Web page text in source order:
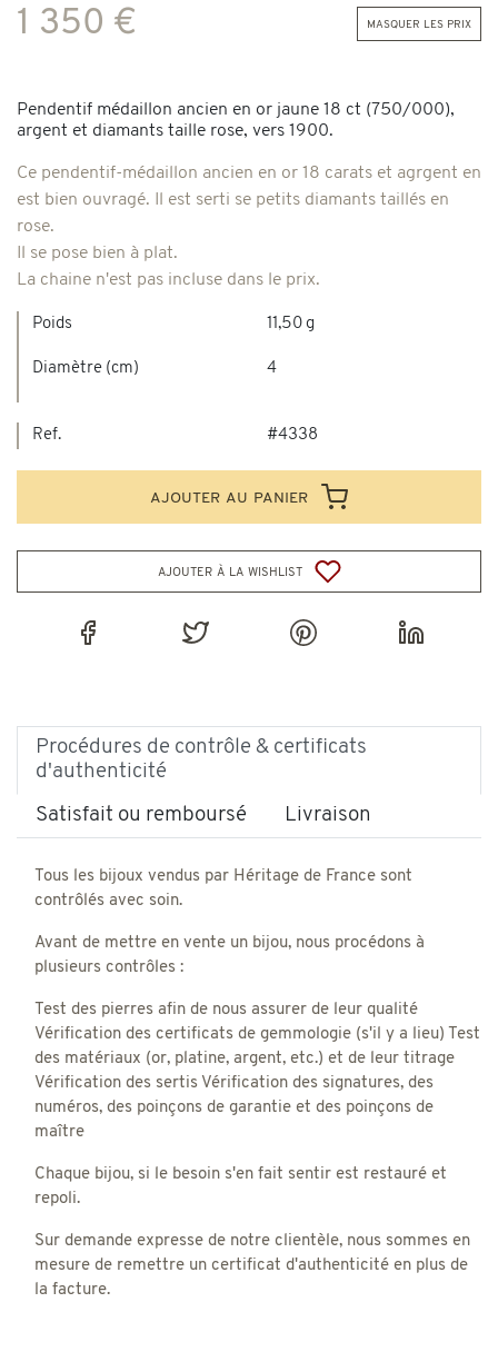
1 350 € masquer les prix
Pendentif médaillon ancien en or jaune 18 ct (750/000),
argent et diamants taille rose, vers 1900.
Ce pendentif-médaillon ancien en or 18 carats et agrgent en
est bien ouvragé. Il est serti se petits diamants taillés en
rose.
Il se pose bien à plat.
La chaine n'est pas incluse dans le prix.
Poids 11,50 g
Diamètre (cm) 4
Ref. #4338
ajouter au panier
ajouter à la wishlist
Procédures de contrôle & certificats
d'authenticité
Satisfait ou remboursé Livraison
Tous les bijoux vendus par Héritage de France sont
contrôlés avec soin.
Avant de mettre en vente un bijou, nous procédons à
plusieurs contrôles :
Test des pierres afin de nous assurer de leur qualité
Vérification des certificats de gemmologie (s'il y a lieu) Test
des matériaux (or, platine, argent, etc.) et de leur titrage
Vérification des sertis Vérification des signatures, des
numéros, des poinçons de garantie et des poinçons de
maître
Chaque bijou, si le besoin s'en fait sentir est restauré et
repoli.
Sur demande expresse de notre clientèle, nous sommes en
mesure de remettre un certificat d'authenticité en plus de
la facture.